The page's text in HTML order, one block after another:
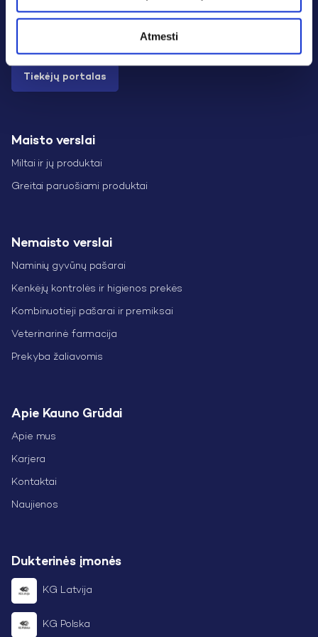
Atmesti
Savitarna verslui
Tiekėjų portalas
Maisto verslai
Miltai ir jų produktai
Greitai paruošiami produktai
Nemaisto verslai
Naminių gyvūnų pašarai
Kenkėjų kontrolės ir higienos prekės
Kombinuotieji pašarai ir premiksai
Veterinarinė farmacija
Prekyba žaliavomis
Apie Kauno Grūdai
Apie mus
Karjera
Kontaktai
Naujienos
Dukterinės įmonės
KG Latvija
KG Polska